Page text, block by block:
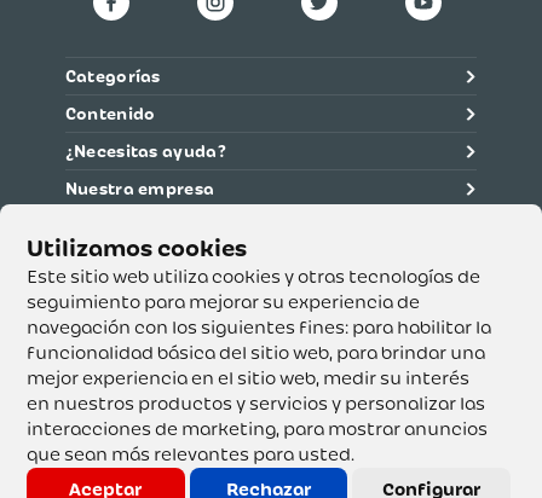
Este sitio web utiliza cookies y otras tecnologías de
seguimiento para mejorar su experiencia de
navegación con los siguientes fines: para habilitar la
funcionalidad básica del sitio web, para brindar una
mejor experiencia en el sitio web, medir su interés
en nuestros productos y servicios y personalizar las
interacciones de marketing, para mostrar anuncios
que sean más relevantes para usted.
Aceptar
Rechazar Configurar
Categorías
Contenido
¿Necesitas ayuda?
Nuestra empresa
Supertiendas y Drogería Olímpica S.A. - Nit 890.107.487 -
Dirección de notificación: Calle 53 No. 46-192 local 3-01
Teléfono: 3232540999 - Correo:
servicioalcliente@olimpica.com.co
Copyright o Actualización 2023 OLÍMPICA S.A. Derechos
Reservados.